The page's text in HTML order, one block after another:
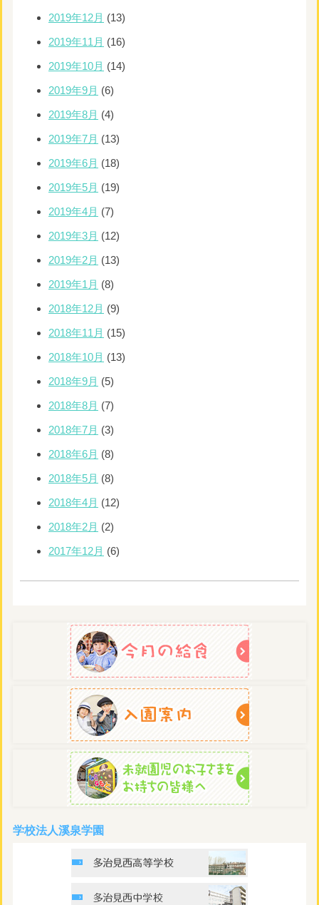
2019年12月 (13)
2019年11月 (16)
2019年10月 (14)
2019年9月 (6)
2019年8月 (4)
2019年7月 (13)
2019年6月 (18)
2019年5月 (19)
2019年4月 (7)
2019年3月 (12)
2019年2月 (13)
2019年1月 (8)
2018年12月 (9)
2018年11月 (15)
2018年10月 (13)
2018年9月 (5)
2018年8月 (7)
2018年7月 (3)
2018年6月 (8)
2018年5月 (8)
2018年4月 (12)
2018年2月 (2)
2017年12月 (6)
学校法人溪泉学園